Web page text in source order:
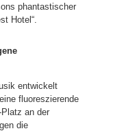
phantastischer
Hotel“.
entwickelt
fluoreszierende
an der
die